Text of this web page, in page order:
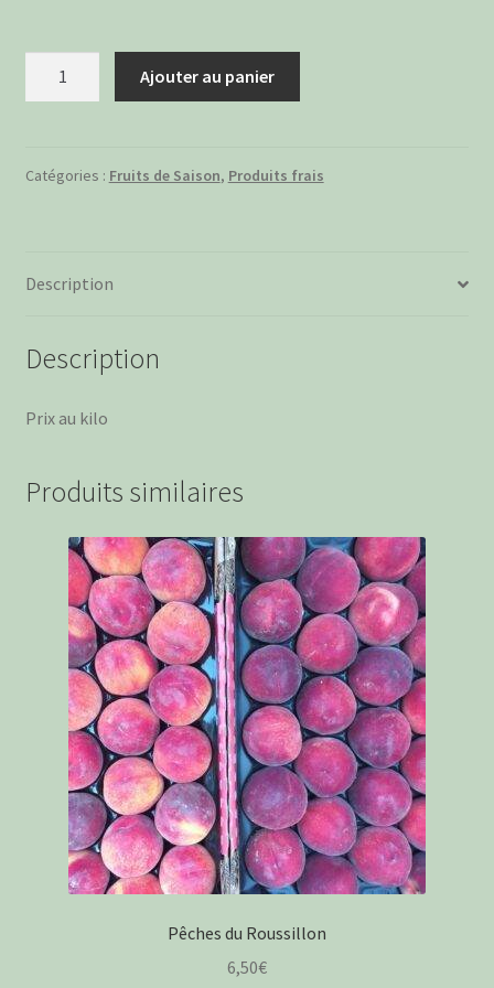
Roussillon
Ajouter au panier
Catégories : Fruits de Saison, Produits frais
Description
Description
Prix au kilo
Produits similaires
Pêches du Roussillon
6,50€